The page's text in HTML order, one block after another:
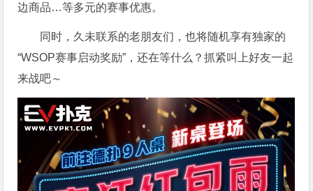
边商品…等多元的赛事优惠。
同时，久未联系的老朋友们，也将随机享有独家的
“WSOP赛事启动奖励”，还在等什么？抓紧叫上好友一起
来战吧～